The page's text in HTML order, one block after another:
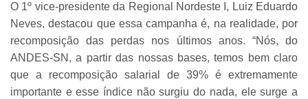
O 1º vice-presidente da Regional Nordeste I, Luiz Eduardo
Neves, destacou que essa campanha é, na realidade, por
recomposição das perdas nos últimos anos. “Nós, do
ANDES-SN, a partir das nossas bases, temos bem claro
que a recomposição salarial de 39% é extremamente
importante e esse índice não surgiu do nada, ele surge a